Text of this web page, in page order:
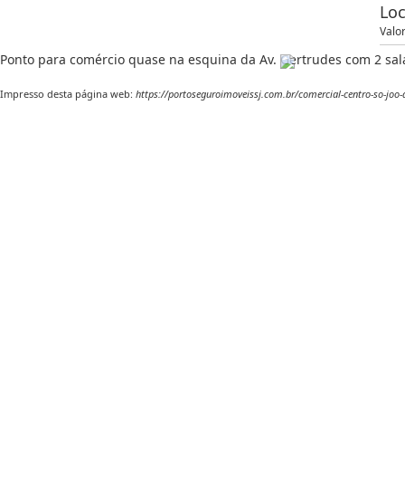
Ponto para comércio quase na esquina da Av. Gertrudes com 2
Impresso desta página web: https://portoseguroimoveissj.com.br/comercial-centro-so-joo-